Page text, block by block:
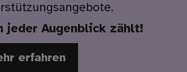
jeder Augenblick zählt!
erfahren